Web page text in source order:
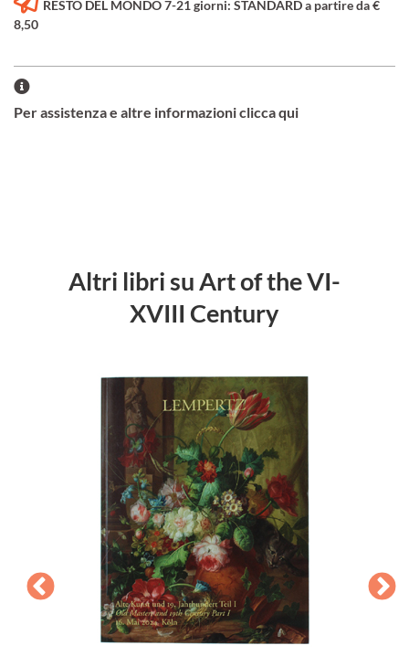
RESTO DEL MONDO 7-21 giorni: STANDARD a partire da €
8,50
Per assistenza e altre informazioni clicca qui
Altri libri su Art of the VI-
XVIII Century